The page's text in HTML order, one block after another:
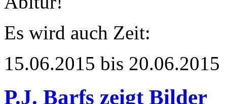
Es wird auch Zeit:
15.06.2015 bis 20.06.2015
P.J. Barfs zeigt Bilder